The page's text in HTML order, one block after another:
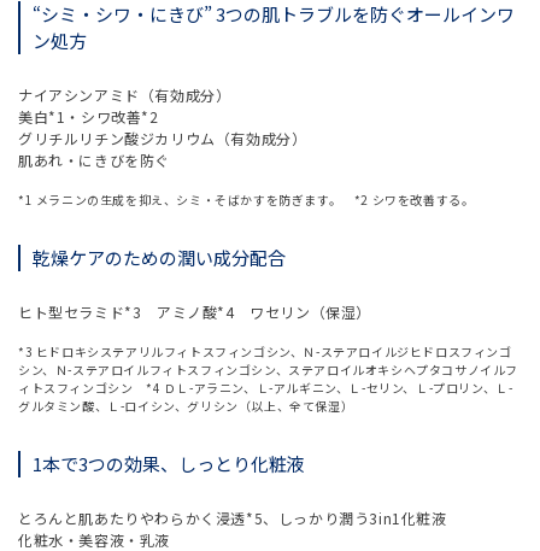
“シミ・シワ・にきび” 3つの肌トラブルを防ぐオールインワ
ン処方
ナイアシンアミド（有効成分）
美白*1・シワ改善*2
グリチルリチン酸ジカリウム（有効成分）
肌あれ・にきびを防ぐ
*1 メラニンの生成を抑え、シミ・そばかすを防ぎます。 *2 シワを改善する。
乾燥ケアのための潤い成分配合
ヒト型セラミド*3 アミノ酸*4 ワセリン（保湿）
*3 ヒドロキシステアリルフィトスフィンゴシン、Ｎ-ステアロイルジヒドロスフィンゴ
シン、Ｎ-ステアロイルフィトスフィンゴシン、ステアロイルオキシヘプタコサノイルフ
ィトスフィンゴシン *4 ＤＬ-アラニン、Ｌ-アルギニン、Ｌ-セリン、Ｌ-プロリン、Ｌ-
グルタミン酸、Ｌ-ロイシン、グリシン（以上、全て保湿）
1本で3つの効果、しっとり化粧液
とろんと肌あたりやわらかく浸透*5、しっかり潤う3in1化粧液
化粧水・美容液・乳液